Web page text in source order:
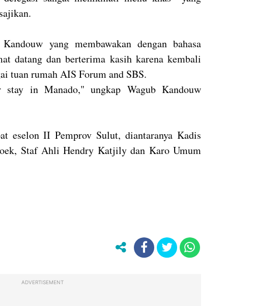
yang membawakan dengan bahasa
datang dan berterima kasih karena kembali
tuan rumah AIS Forum and SBS.
in Manado," ungkap Wagub Kandouw
eselon II Pemprov Sulut, diantaranya Kadis
Staf Ahli Hendry Katjily dan Karo Umum
ADVERTISEMENT